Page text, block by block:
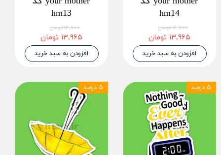
hm14
۱۴,۷۰۰ تومان
۱۳,۹۶۵ تومان
افزودن به سبد خرید
hm13
۱۴,۷۰۰ تومان
۱۳,۹۶۵ تومان
افزودن به سبد خرید
۵ درصد ۵ درصد